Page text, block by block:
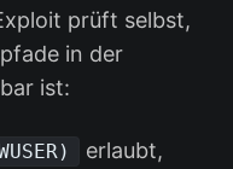
prüft selbst,
in der
ist:
erlaubt,